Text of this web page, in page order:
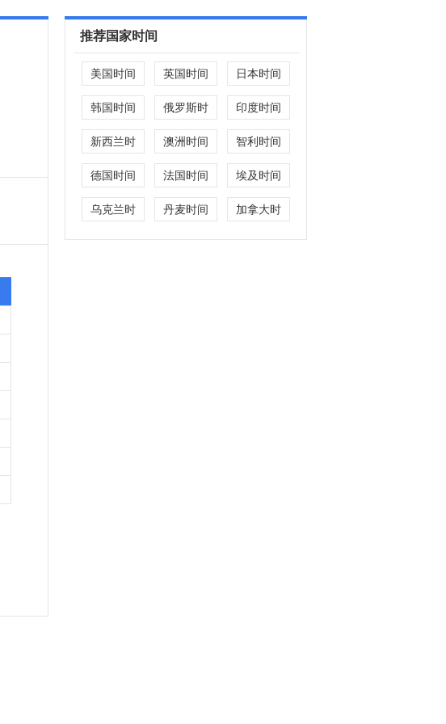
推荐国家时间
美国时间 英国时间 日本时间
韩国时间
俄罗斯时
印度时间
新西兰时
澳洲时间 智利时间
德国时间 法国时间 埃及时间
乌克兰时
丹麦时间
加拿大时